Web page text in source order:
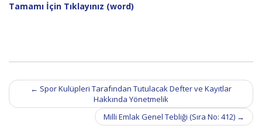
Tamamı İçin Tıklayınız (word)
Post
navigation
← Spor Kulüpleri Tarafından Tutulacak Defter ve Kayıtlar
Hakkında Yönetmelik
Milli Emlak Genel Tebliği (Sıra No: 412) →